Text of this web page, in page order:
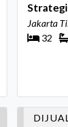
Jakarta
32
DIJUAL